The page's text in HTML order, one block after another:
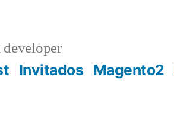
Invitados Magento2